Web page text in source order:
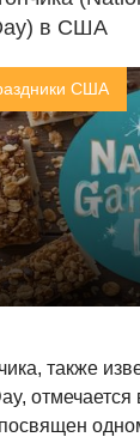
в США
США
также